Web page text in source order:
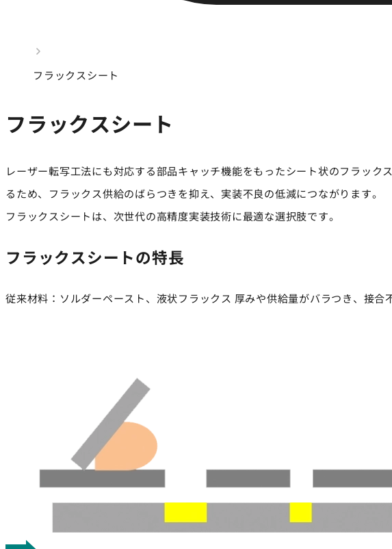
フラックスシート
フラックスシート
レーザー転写工法にも対応する部品キャッチ機能をもったシート状のフラッ
るため、フラックス供給のばらつきを抑え、実装不良の低減につながります。
フラックスシートは、次世代の高精度実装技術に最適な選択肢です。
フラックスシートの特長
従来材料：ソルダーペースト、液状フラックス 厚みや供給量がバラつき、接合